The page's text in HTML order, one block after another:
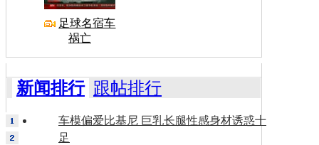
足球名宿车
祸亡
新闻排行 跟帖排行
车模偏爱比基尼 巨乳长腿性感身材诱惑十
足